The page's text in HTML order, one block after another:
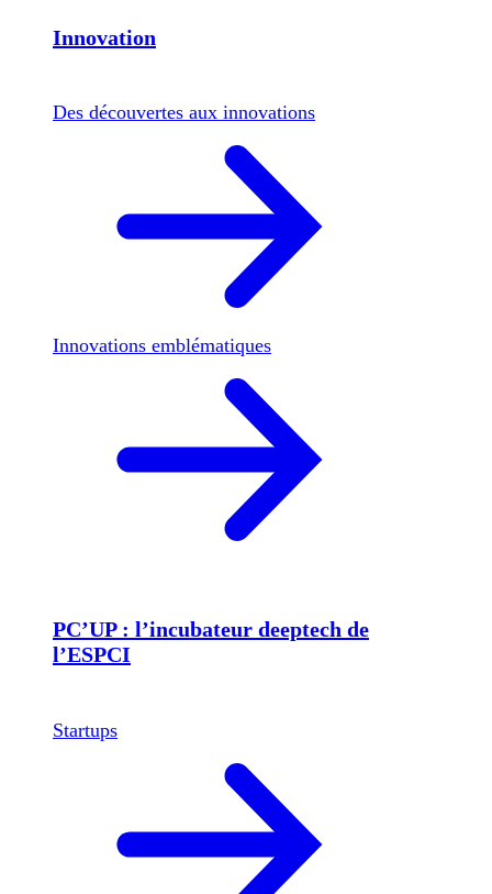
Innovation
Des découvertes aux innovations
Innovations emblématiques
PC’UP : l’incubateur deeptech de
l’ESPCI
Startups